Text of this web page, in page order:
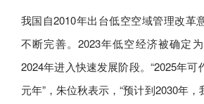
我国自2010年出台低空空域管理改革
不断完善。2023年低空经济被确定
2024年进入快速发展阶段。“2025年可
元年”，朱位秋表示，“预计到2030年